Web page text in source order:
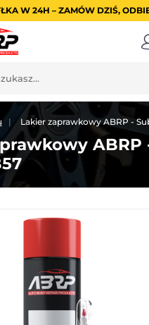
W 24H – ZAMÓW DZIŚ,
Lakier zaprawkowy ABRP -
ABRP